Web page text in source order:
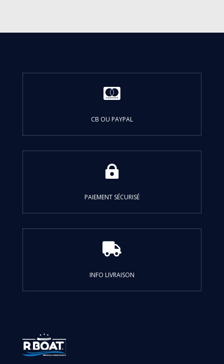

CB OU PAYPAL

PAIEMENT SÉCURISÉ

INFO LIVRAISON